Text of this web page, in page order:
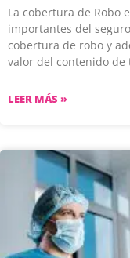
La cobertura de Robo
importantes del
cobertura de robo y
valor del contenido de
LEER MÁS »